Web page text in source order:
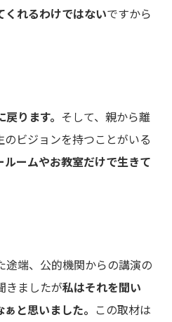
くれるわけではないですから
ります。 そして、親から離
ビジョンを持つことがいる
ルームやお教室だけで生きて
端、公的機関からの講演の
きましたが私はそれを聞い
と思いました。 この取材は